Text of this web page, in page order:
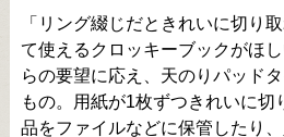
「リング綴じだときれいに切り
て使えるクロッキーブックがほ
らの要望に応え、天のりパッド
もの。用紙が1枚ずつきれいに切
品をファイルなどに保管したり